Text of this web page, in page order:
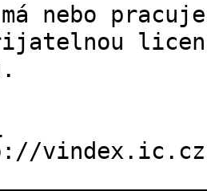
nebo
vindex.ic.cz